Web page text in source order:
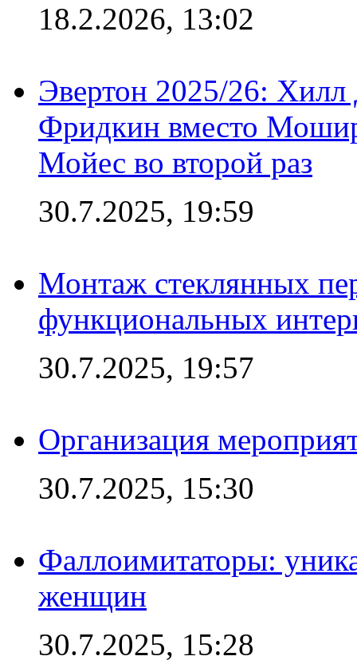
18.2.2026, 13:02
Эвертон 2025/26:
Фридкин вместо
Мойес во второй раз
30.7.2025, 19:59
Монтаж стеклянных
функциональных
30.7.2025, 19:57
Организация
30.7.2025, 15:30
Фаллоимитаторы:
женщин
30.7.2025, 15:28